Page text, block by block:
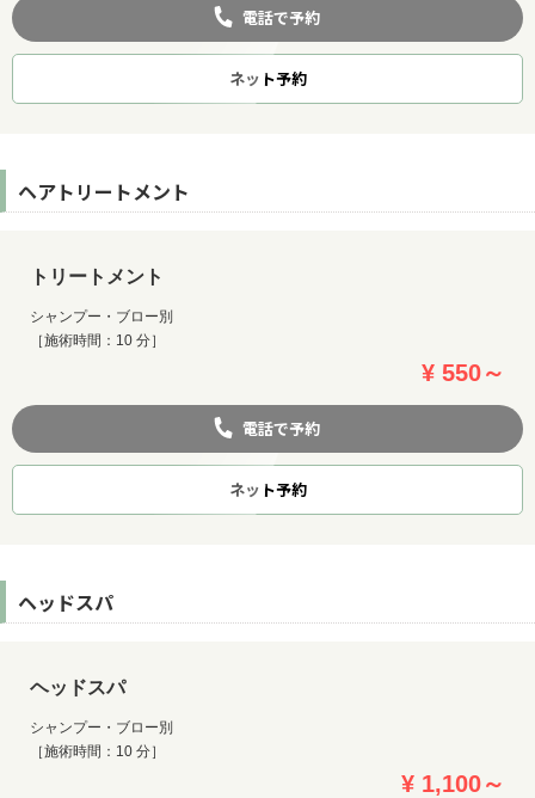
電話で予約
ネット予約
ヘアトリートメント
トリートメント
シャンプー・ブロー別
［施術時間：10 分］
¥ 550～
電話で予約
ネット予約
ヘッドスパ
ヘッドスパ
シャンプー・ブロー別
［施術時間：10 分］
¥ 1,100～